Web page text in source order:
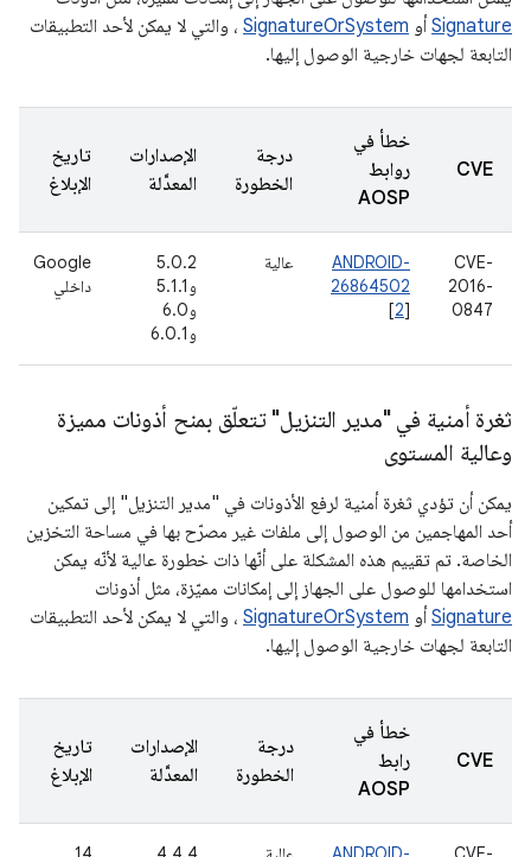
Signature أو SignatureOrSystem ، والتي لا يمكن لأحد التطبيقات
التابعة لجهات خارجية الوصول إليها.
CVE
خطأ في
روابط
AOSP
درجة
الخطورة
الإصدارات
المعدَّلة
تاريخ
الإبلاغ
CVE-
2016-
0847
ANDROID-
26864502
[2]
عالية
5.0.2
و5.1.1
و6.0
و6.0.1
Google
داخلي
ثغرة أمنية في "مدير التنزيل" تتعلّق بمنح أذونات مميزة
وعالية المستوى
يمكن أن تؤدي ثغرة أمنية لرفع الأذونات في "مدير التنزيل" إلى تمكين
أحد المهاجمين من الوصول إلى ملفات غير مصرّح بها في مساحة التخزين
الخاصة. تم تقييم هذه المشكلة على أنّها ذات خطورة عالية لأنّه يمكن
استخدامها للوصول على الجهاز إلى إمكانات مميّزة، مثل أذونات
Signature أو SignatureOrSystem ، والتي لا يمكن لأحد التطبيقات
التابعة لجهات خارجية الوصول إليها.
CVE
خطأ في
رابط
AOSP
درجة
الخطورة
الإصدارات
المعدَّلة
تاريخ
الإبلاغ